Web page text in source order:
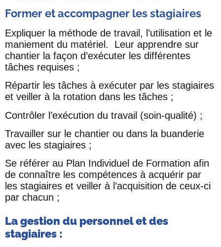
Former et accompagner les stagiaires
Expliquer la méthode de travail, l’utilisation et le
maniement du matériel. Leur apprendre sur
chantier la façon d’exécuter les différentes
tâches requises ;
Répartir les tâches à exécuter par les stagiaires
et veiller à la rotation dans les tâches ;
Contrôler l’exécution du travail (soin-qualité) ;
Travailler sur le chantier ou dans la buanderie
avec les stagiaires ;
Se référer au Plan Individuel de Formation afin
de connaître les compétences à acquérir par
les stagiaires et veiller à l’acquisition de ceux-ci
par chacun ;
La gestion du personnel et des
stagiaires :